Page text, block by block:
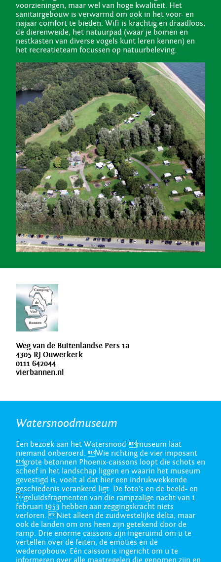
voorzieningen, maar wel van hoge kwaliteit. Het
sanitairgebouw is verwarmd om ook in het voor- en
najaar comfort te bieden. Wifi is krachtig en draadloos,
de dierenweide, het natuurpad (waar je bomen en
nestkasten van diverse vogels kunt leren kennen) en
het recreatieteam focussen op natuurbeleving.
Weg van de Buitenlandse Pers 1a
4305 RJ Ouwerkerk
0111 642044
vierbannen.nl
Watersnoodmuseum
Een bezoek aan het Watersnood-museum laat
niemand onberoerd. Wie richting de vier imposant
grote betonnen Phoenix-caissons loopt die schots en
scheef in het landschap liggen en waarin het museum
gevestigd is, voelt al dat hier een indrukwekkende
geschiedenis verankerd ligt. De foto’s en de beeld- en
geluidsfragmenten van die rampzalige nacht van 1
februari 1953 hebben aan zeggingskracht niets
verloren. Niet alleen de zuidwestelijke delta, maar
ook de landen om ons heen zijn getekend door de
ramp. Drie enorme caissons zijn ingeruimd om u te
vertellen over de feiten, de emoties en de
wederopbouw. Eén caisson is ingericht om u te
informeren over alle maatregelen die genomen zijn en